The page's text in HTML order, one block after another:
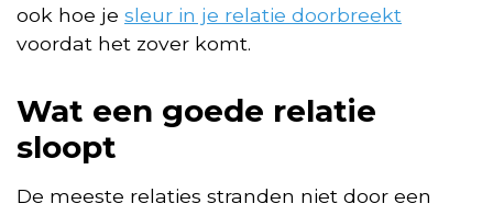
ook hoe je sleur in je relatie doorbreekt
voordat het zover komt.
Wat een goede relatie
sloopt
De meeste relaties stranden niet door een